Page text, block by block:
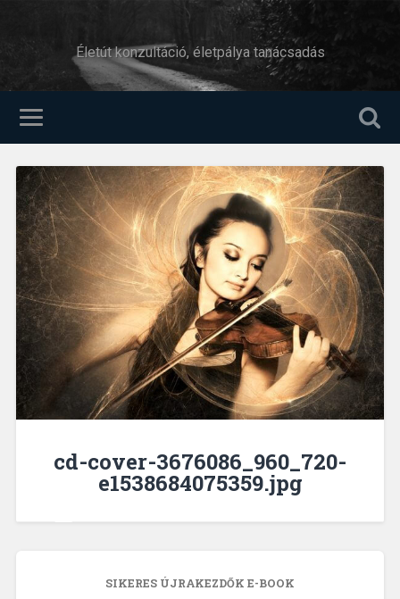
Életút konzultáció, életpálya tanácsadás
cd-cover-3676086_960_720-
e1538684075359.jpg
SIKERES ÚJRAKEZDŐK E-BOOK